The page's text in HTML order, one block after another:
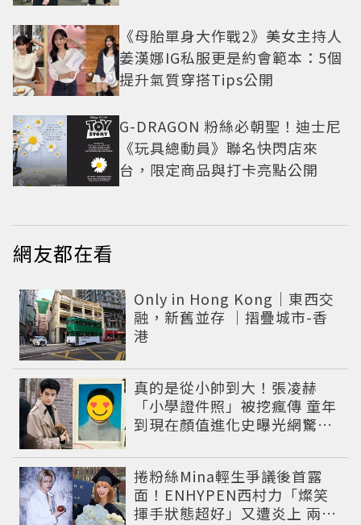
《母胎單身大作戰2》美女主持人
姜漢娜IG私服更是約會範本：5個
提升氣質穿搭Tips公開
G-DRAGON 粉絲必朝聖！迪士尼
《玩具總動員》聯名快閃店來
台，限定商品與打卡亮點公開
網友都在看
Only in Hong Kong｜東西交
融，新舊並存 ｜摺疊城市-香
港
真的是從小帥到大！張凌赫
「小學證件照」被挖瘋傳 童年
到現在顏值進化史曝光網驚：
捲粉絲Mina輕生爭議後首露
面！ENHYPEN西村力「燦笑
揮手狀態超好」又遭炎上 兩派